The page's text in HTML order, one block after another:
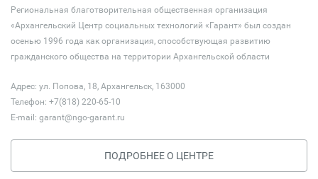
Региональная благотворительная общественная организация
«Архангельский Центр социальных технологий «Гарант» был создан
осенью 1996 года как организация, способствующая развитию
гражданского общества на территории Архангельской области
Адрес: ул. Попова, 18, Архангельск, 163000
Телефон: +7(818) 220-65-10
E-mail: garant@ngo-garant.ru
ПОДРОБНЕЕ О ЦЕНТРЕ